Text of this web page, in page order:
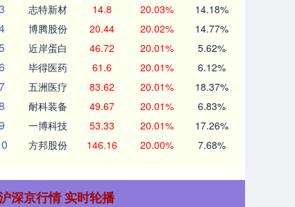
志特新材 14.8 20.03% 14.18%
博腾股份 20.44 20.02% 14.77%
近岸蛋白 46.72 20.01% 5.62%
毕得医药 61.6 20.01% 6.12%
五洲医疗 83.62 20.01% 18.37%
耐科装备 49.67 20.01% 6.83%
一博科技 53.33 20.01% 17.26%
方邦股份 146.16 20.00% 7.68%
深京行情 实时轮播